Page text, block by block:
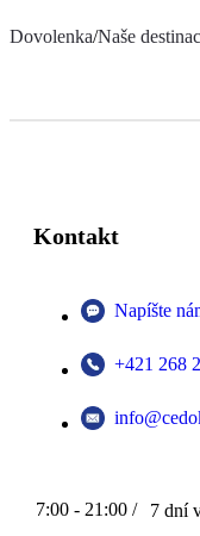
Dovolenka/Naše
Kontakt
Napíšte
+421 268
7:00 - 21:00 / 7 dní